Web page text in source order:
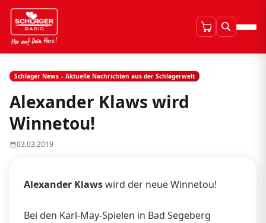
Schlager News – Aktuelle Nachrichten aus der Schlagerwelt
Alexander Klaws wird
Winnetou!
03.03.2019
Alexander Klawswird der neue Winnetou!
Bei den Karl-May-Spielen in Bad Segeberg